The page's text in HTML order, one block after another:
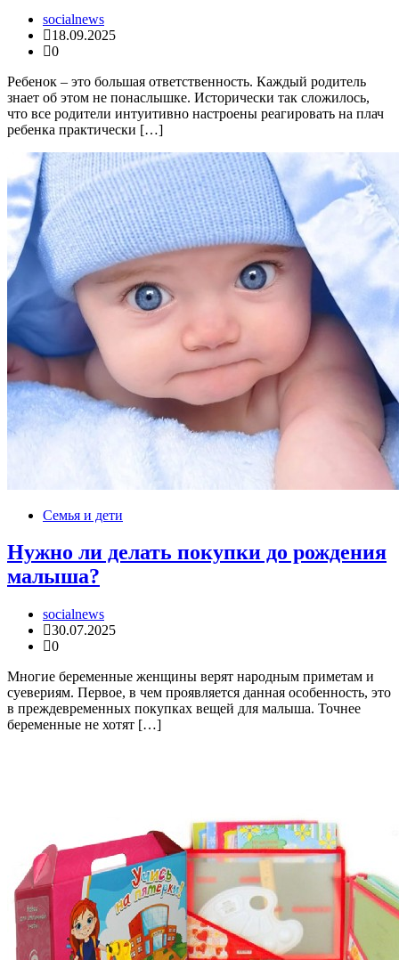
socialnews
18.09.2025
0
Ребенок – это большая ответственность. Каждый родитель
знает об этом не понаслышке. Исторически так сложилось,
что все родители интуитивно настроены реагировать на плач
ребенка практически […]
Семья и дети
Нужно ли делать покупки до рождения
малыша?
socialnews
30.07.2025
0
Многие беременные женщины верят народным приметам и
суевериям. Первое, в чем проявляется данная особенность, это
в преждевременных покупках вещей для малыша. Точнее
беременные не хотят […]